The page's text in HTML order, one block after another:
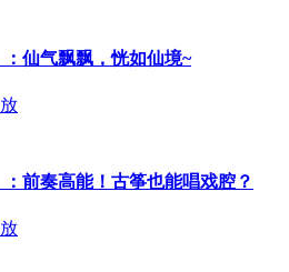
仙气飘飘，恍如仙境~
前奏高能！古筝也能唱戏腔？